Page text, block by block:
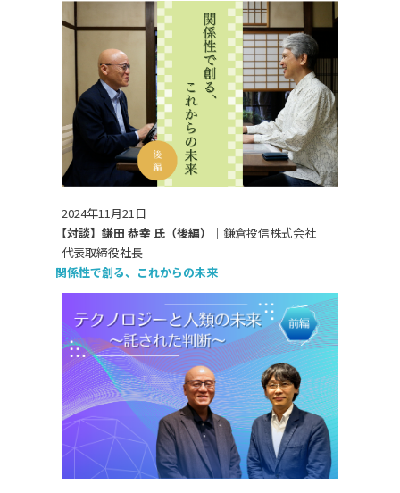
2024年11月21日
【対談】鎌田 恭幸 氏（後編）｜鎌倉投信株式会社
代表取締役社長
関係性で創る、これからの未来